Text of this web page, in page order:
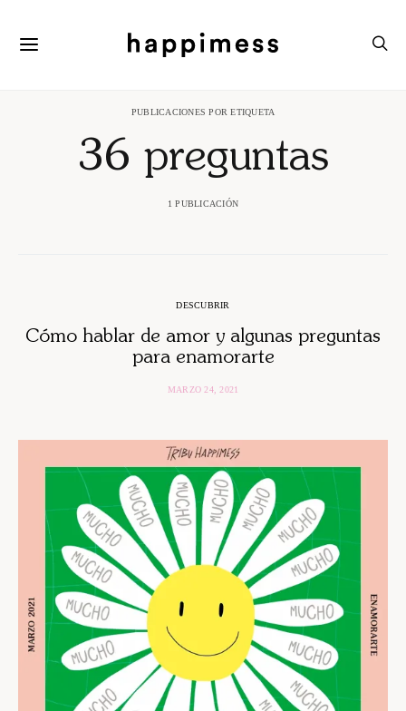
PUBLICACIONES POR ETIQUETA
36 preguntas
1 PUBLICACIÓN
DESCUBRIR
Cómo hablar de amor y algunas preguntas
para enamorarte
MARZO 24, 2021